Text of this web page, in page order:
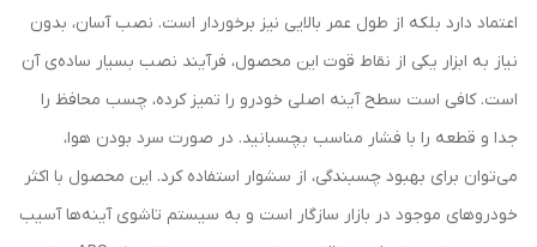
اعتماد دارد بلکه از طول عمر بالایی نیز برخوردار است. نصب آسان، بدون
نیاز به ابزار یکی از نقاط قوت این محصول، فرآیند نصب بسیار ساده‌ی آن
است. کافی است سطح آینه اصلی خودرو را تمیز کرده، چسب محافظ را
جدا و قطعه را با فشار مناسب بچسبانید. در صورت سرد بودن هوا،
می‌توان برای بهبود چسبندگی، از سشوار استفاده کرد. این محصول با اکثر
خودروهای موجود در بازار سازگار است و به سیستم تاشوی آینه‌ها آسیب